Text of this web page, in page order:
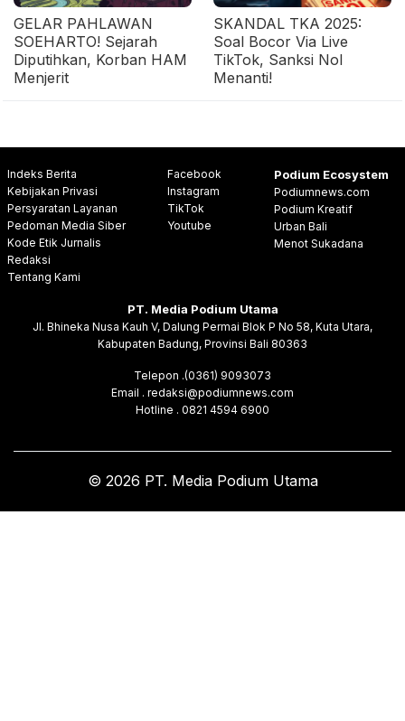
GELAR PAHLAWAN
SOEHARTO! Sejarah
Diputihkan, Korban HAM
Menjerit
SKANDAL TKA 2025:
Soal Bocor Via Live
TikTok, Sanksi Nol
Menanti!
Indeks Berita
Kebijakan Privasi
Persyaratan Layanan
Pedoman Media Siber
Kode Etik Jurnalis
Redaksi
Tentang Kami
Facebook
Instagram
TikTok
Youtube
Podium Ecosystem
Podiumnews.com
Podium Kreatif
Urban Bali
Menot Sukadana
PT. Media Podium Utama
Jl. Bhineka Nusa Kauh V, Dalung Permai Blok P No 58, Kuta Utara,
Kabupaten Badung, Provinsi Bali 80363
Telepon .(0361) 9093073
Email . redaksi@podiumnews.com
Hotline . 0821 4594 6900
© 2026 PT. Media Podium Utama